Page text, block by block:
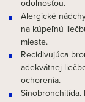
odolnosťou.
Alergické
na kúpeľnú
mieste.
Recidivujúca
adekvátnej
ochorenia.